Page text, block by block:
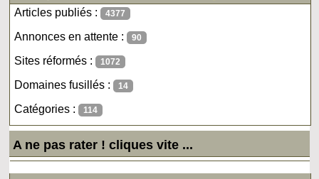
Articles publiés : 4377
Annonces en attente : 90
Sites réformés : 1072
Domaines fusillés : 14
Catégories : 114
A ne pas rater ! cliques vite ...